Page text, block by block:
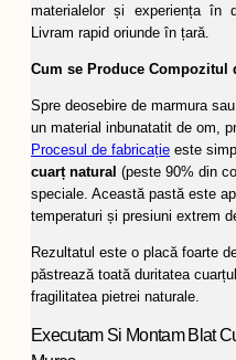
materialelor și experiența în
Livram rapid oriunde în țară.
Cum se Produce Compozitul
Spre deosebire de marmura
un material inbunatatit de om,
Procesul de fabricație este
cuarț natural (peste 90% din
speciale. Această pastă este
temperaturi și presiuni extrem
Rezultatul este o placă foarte
păstrează toată duritatea
fragilitatea pietrei naturale.
Executam Si Montam Blat